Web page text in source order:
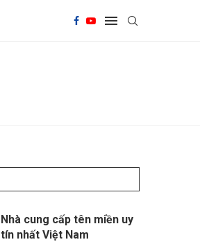
Nhà cung cấp tên miền uy
tín nhất Việt Nam